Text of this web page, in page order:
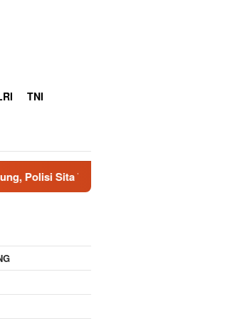
TNI
Botol Berbagai Merek